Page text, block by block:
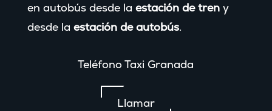
en autobús desde la estación de treny
desde la estación de autobús.
Teléfono Taxi Granada
Llamar